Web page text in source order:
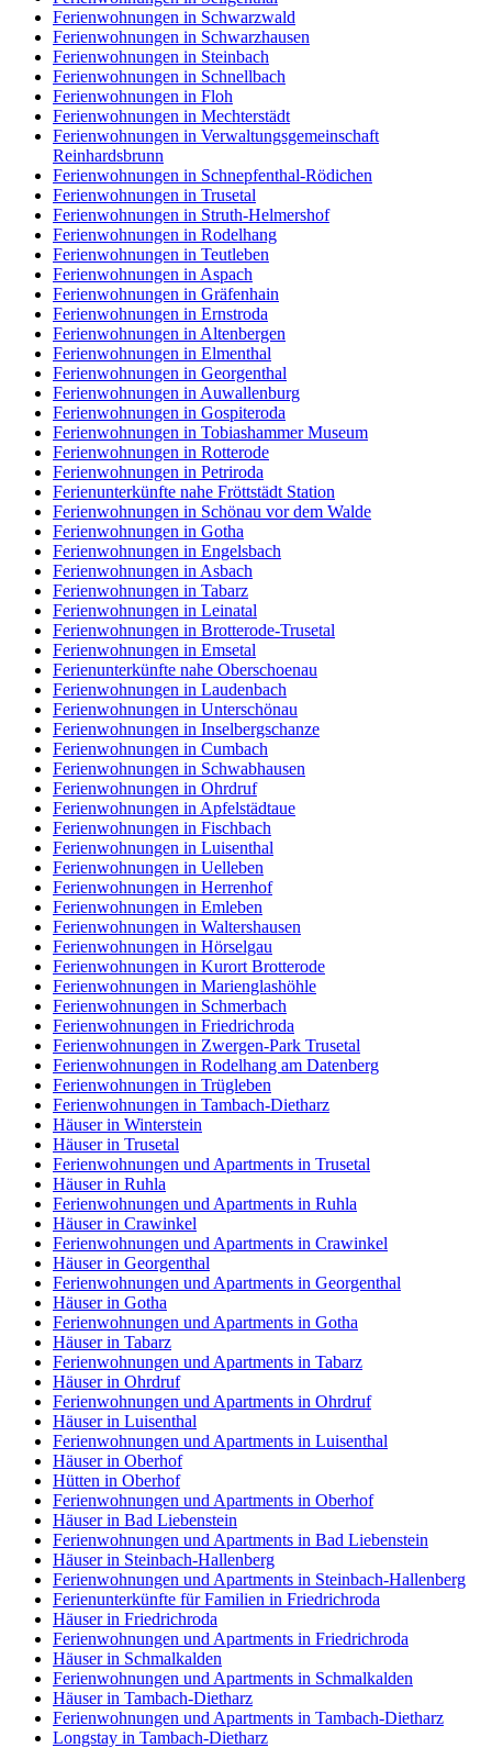
Ferienwohnungen in Schwarzwald
Ferienwohnungen in Schwarzhausen
Ferienwohnungen in Steinbach
Ferienwohnungen in Schnellbach
Ferienwohnungen in Floh
Ferienwohnungen in Mechterstädt
Ferienwohnungen in Verwaltungsgemeinschaft
Reinhardsbrunn
Ferienwohnungen in Schnepfenthal-Rödichen
Ferienwohnungen in Trusetal
Ferienwohnungen in Struth-Helmershof
Ferienwohnungen in Rodelhang
Ferienwohnungen in Teutleben
Ferienwohnungen in Aspach
Ferienwohnungen in Gräfenhain
Ferienwohnungen in Ernstroda
Ferienwohnungen in Altenbergen
Ferienwohnungen in Elmenthal
Ferienwohnungen in Georgenthal
Ferienwohnungen in Auwallenburg
Ferienwohnungen in Gospiteroda
Ferienwohnungen in Tobiashammer Museum
Ferienwohnungen in Rotterode
Ferienwohnungen in Petriroda
Ferienunterkünfte nahe Fröttstädt Station
Ferienwohnungen in Schönau vor dem Walde
Ferienwohnungen in Gotha
Ferienwohnungen in Engelsbach
Ferienwohnungen in Asbach
Ferienwohnungen in Tabarz
Ferienwohnungen in Leinatal
Ferienwohnungen in Brotterode-Trusetal
Ferienwohnungen in Emsetal
Ferienunterkünfte nahe Oberschoenau
Ferienwohnungen in Laudenbach
Ferienwohnungen in Unterschönau
Ferienwohnungen in Inselbergschanze
Ferienwohnungen in Cumbach
Ferienwohnungen in Schwabhausen
Ferienwohnungen in Ohrdruf
Ferienwohnungen in Apfelstädtaue
Ferienwohnungen in Fischbach
Ferienwohnungen in Luisenthal
Ferienwohnungen in Uelleben
Ferienwohnungen in Herrenhof
Ferienwohnungen in Emleben
Ferienwohnungen in Waltershausen
Ferienwohnungen in Hörselgau
Ferienwohnungen in Kurort Brotterode
Ferienwohnungen in Marienglashöhle
Ferienwohnungen in Schmerbach
Ferienwohnungen in Friedrichroda
Ferienwohnungen in Zwergen-Park Trusetal
Ferienwohnungen in Rodelhang am Datenberg
Ferienwohnungen in Trügleben
Ferienwohnungen in Tambach-Dietharz
Häuser in Winterstein
Häuser in Trusetal
Ferienwohnungen und Apartments in Trusetal
Häuser in Ruhla
Ferienwohnungen und Apartments in Ruhla
Häuser in Crawinkel
Ferienwohnungen und Apartments in Crawinkel
Häuser in Georgenthal
Ferienwohnungen und Apartments in Georgenthal
Häuser in Gotha
Ferienwohnungen und Apartments in Gotha
Häuser in Tabarz
Ferienwohnungen und Apartments in Tabarz
Häuser in Ohrdruf
Ferienwohnungen und Apartments in Ohrdruf
Häuser in Luisenthal
Ferienwohnungen und Apartments in Luisenthal
Häuser in Oberhof
Hütten in Oberhof
Ferienwohnungen und Apartments in Oberhof
Häuser in Bad Liebenstein
Ferienwohnungen und Apartments in Bad Liebenstein
Häuser in Steinbach-Hallenberg
Ferienwohnungen und Apartments in Steinbach-Hallenberg
Ferienunterkünfte für Familien in Friedrichroda
Häuser in Friedrichroda
Ferienwohnungen und Apartments in Friedrichroda
Häuser in Schmalkalden
Ferienwohnungen und Apartments in Schmalkalden
Häuser in Tambach-Dietharz
Ferienwohnungen und Apartments in Tambach-Dietharz
Longstay in Tambach-Dietharz